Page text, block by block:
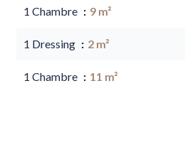
1 Chambre 9 m²
1 Dressing 2 m²
1 Chambre 11 m²